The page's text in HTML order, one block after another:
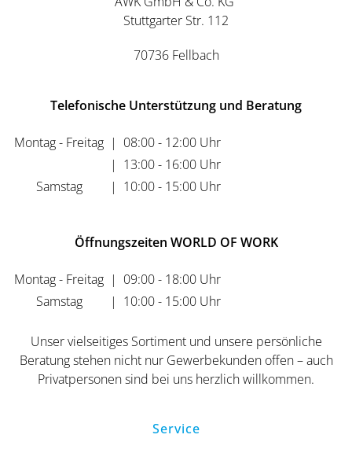
Stuttgarter Str. 112
70736 Fellbach
Telefonische Unterstützung und Beratung
Montag - Freitag | 08:00 - 12:00 Uhr
| 13:00 - 16:00 Uhr
Samstag
| 10:00 - 15:00 Uhr
Öffnungszeiten WORLD OF WORK
Montag - Freitag | 09:00 - 18:00 Uhr
Samstag
| 10:00 - 15:00 Uhr
Unser vielseitiges Sortiment und unsere persönliche
Beratung stehen nicht nur Gewerbekunden offen – auch
Privatpersonen sind bei uns herzlich willkommen.
Service